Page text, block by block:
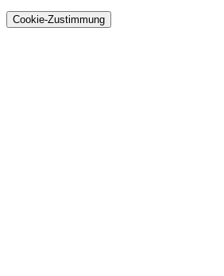
Cookie-Zustimmung